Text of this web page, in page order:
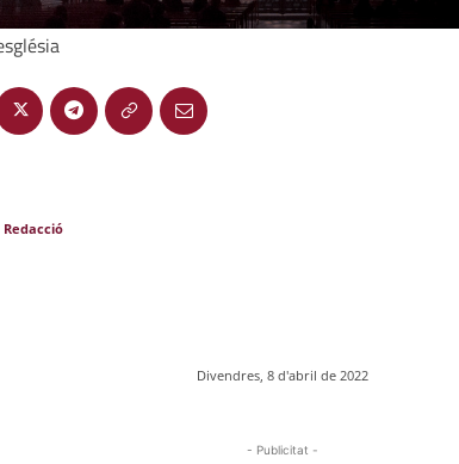
Redacció
Divendres, 8 d'abril de 2022
- Publicitat -